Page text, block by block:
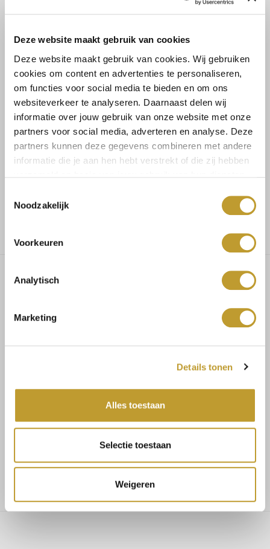
Deze website maakt gebruik van cookies
Deze website maakt gebruik van cookies. Wij gebruiken
cookies om content en advertenties te personaliseren,
om functies voor social media te bieden en om ons
websiteverkeer te analyseren. Daarnaast delen wij
informatie over jouw gebruik van onze website met onze
partners voor social media, adverteren en analyse. Deze
partners kunnen deze gegevens combineren met andere
informatie die je aan hen hebt verstrekt of die zij hebben
Noodzakelijk
Voorkeuren
Analytisch
Marketing
Details tonen
Alles toestaan
Selectie toestaan
Weigeren
Size guide Verzenden & retourneren
Koop veilig en vertrouwd
Gratis verzending vanaf €75,-
Maat 38/40 bestel M/L
Stretch: Nee